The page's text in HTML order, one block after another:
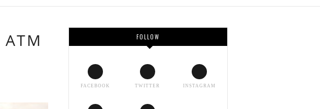
FOLLOW
FACEBOOK TWITTER INSTAGRAM